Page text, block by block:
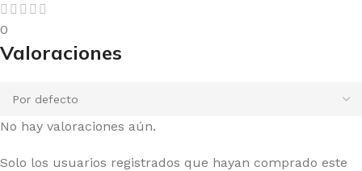
0
Valoraciones
No hay valoraciones aún.
Solo los usuarios registrados que hayan comprado este